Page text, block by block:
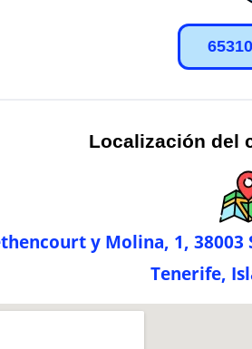
Localización del
y Molina, 1, 38003
Tenerife,